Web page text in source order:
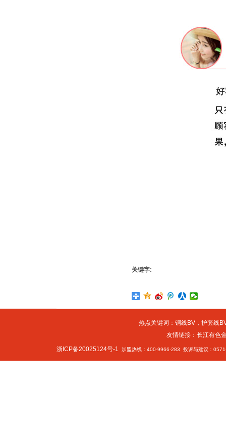
关键字:
热点关键词： 铜线BV， 护套线
友情链接： 长江有色
浙ICP备20025124号-1 加盟热线：400-9966-283 投诉与建议：